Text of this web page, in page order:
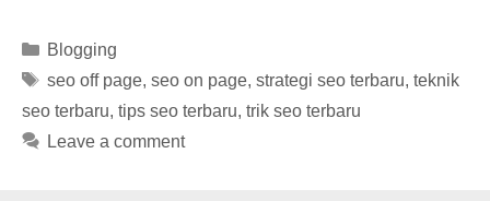
Categories
Blogging
Tags
seo off page, seo on page, strategi seo terbaru, teknik
seo terbaru, tips seo terbaru, trik seo terbaru
Leave a comment